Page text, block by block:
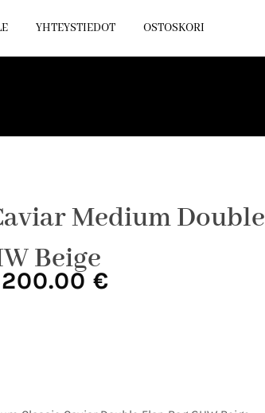
YHTEYSTIEDOT OSTOSKORI
Medium Double
Beige
€